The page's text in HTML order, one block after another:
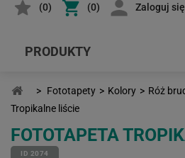
(0) (0) Zaloguj się
PRODUKTY
> Fototapety > Kolory > Róż
Tropikalne liście
FOTOTAPETA
ID 2074